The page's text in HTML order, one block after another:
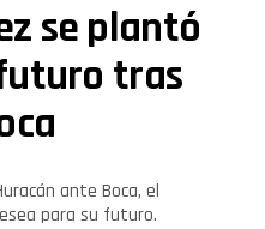
se plantó
tras
ante Boca, el
para su futuro.